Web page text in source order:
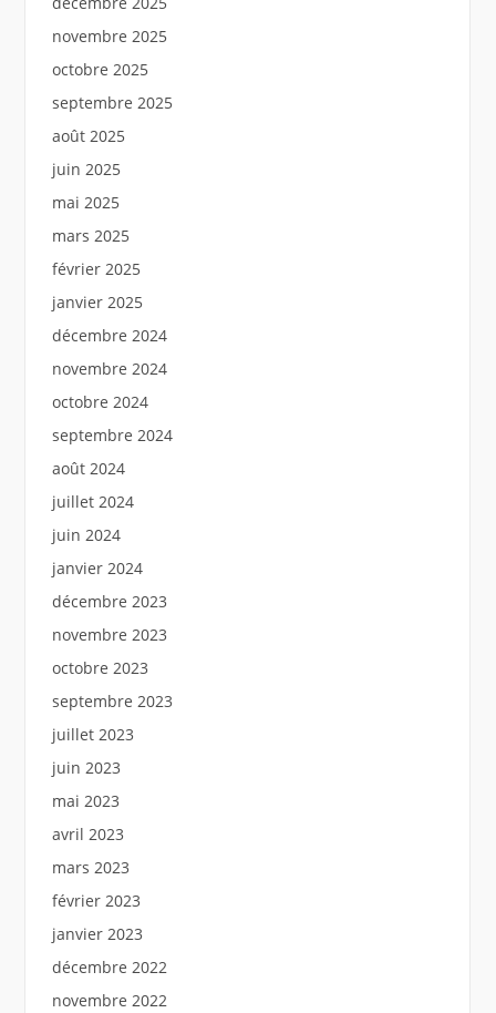
novembre 2025
octobre 2025
septembre 2025
août 2025
juin 2025
mai 2025
mars 2025
février 2025
janvier 2025
décembre 2024
novembre 2024
octobre 2024
septembre 2024
août 2024
juillet 2024
juin 2024
janvier 2024
décembre 2023
novembre 2023
octobre 2023
septembre 2023
juillet 2023
juin 2023
mai 2023
avril 2023
mars 2023
février 2023
janvier 2023
décembre 2022
novembre 2022